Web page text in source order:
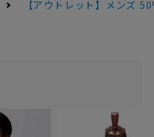
【アウトレット】メンズ